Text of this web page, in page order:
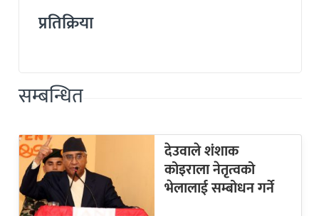
प्रतिक्रिया
सम्बन्धित
देउवाले शंशाक
कोइराला नेतृत्वको
भेलालाई सम्बोधन गर्ने